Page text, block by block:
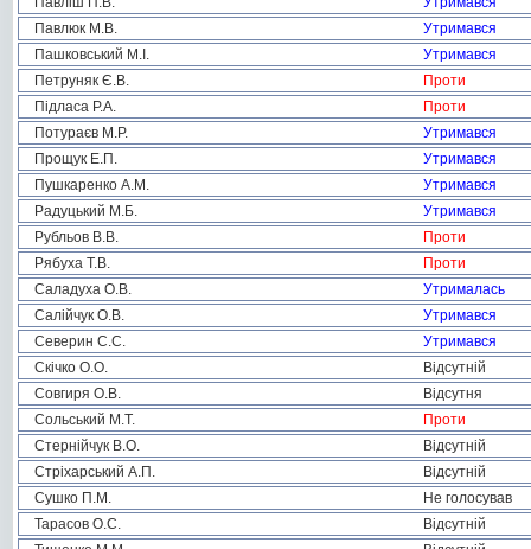
Павлюк М.В.
Утримався
Пашковський М.І.
Утримався
Петруняк Є.В.
Проти
Підласа Р.А.
Проти
Потураєв М.Р.
Утримався
Прощук Е.П.
Утримався
Пушкаренко А.М.
Утримався
Радуцький М.Б.
Утримався
Рубльов В.В.
Проти
Рябуха Т.В.
Проти
Саладуха О.В.
Утрималась
Салійчук О.В.
Утримався
Северин С.С.
Утримався
Скічко О.О.
Відсутній
Совгиря О.В.
Відсутня
Сольський М.Т.
Проти
Стернійчук В.О.
Відсутній
Стріхарський А.П.
Відсутній
Сушко П.М.
Не голосував
Тарасов О.С.
Відсутній